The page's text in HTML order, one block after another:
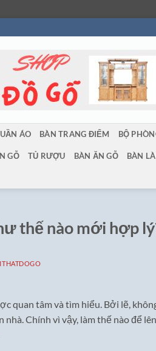
ÁO BÀN TRANG ĐIỂM BỘ
GỖ TỦ RƯỢU BÀN ĂN GỖ BÀN
thế nào mới hợp
quan tâm và tìm hiểu. Bởi lẽ,
Chính vì vậy, làm thế nào để